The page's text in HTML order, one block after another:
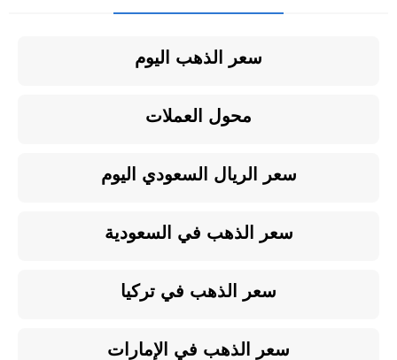
سعر الذهب اليوم
محول العملات
سعر الريال السعودي اليوم
سعر الذهب في السعودية
سعر الذهب في تركيا
سعر الذهب في الإمارات